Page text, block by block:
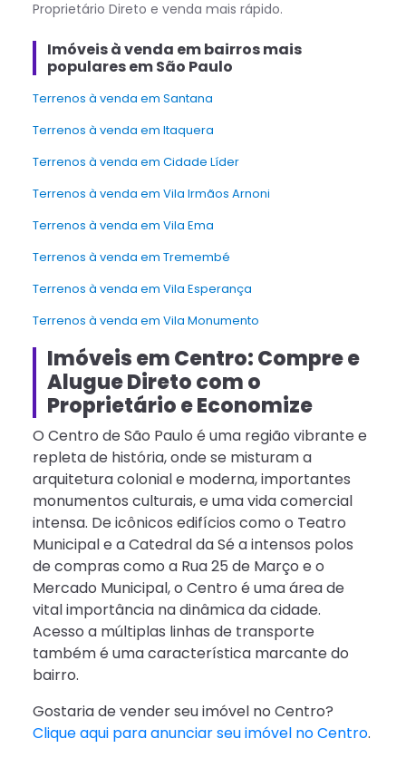
Proprietário Direto e venda mais rápido.
Imóveis à venda em bairros mais
populares em São Paulo
Terrenos à venda em Santana
Terrenos à venda em Itaquera
Terrenos à venda em Cidade Líder
Terrenos à venda em Vila Irmãos Arnoni
Terrenos à venda em Vila Ema
Terrenos à venda em Tremembé
Terrenos à venda em Vila Esperança
Terrenos à venda em Vila Monumento
Imóveis em Centro: Compre e
Alugue Direto com o
Proprietário e Economize
O Centro de São Paulo é uma região vibrante e
repleta de história, onde se misturam a
arquitetura colonial e moderna, importantes
monumentos culturais, e uma vida comercial
intensa. De icônicos edifícios como o Teatro
Municipal e a Catedral da Sé a intensos polos
de compras como a Rua 25 de Março e o
Mercado Municipal, o Centro é uma área de
vital importância na dinâmica da cidade.
Acesso a múltiplas linhas de transporte
também é uma característica marcante do
bairro.
Gostaria de vender seu imóvel no Centro?
Clique aqui para anunciar seu imóvel no Centro.